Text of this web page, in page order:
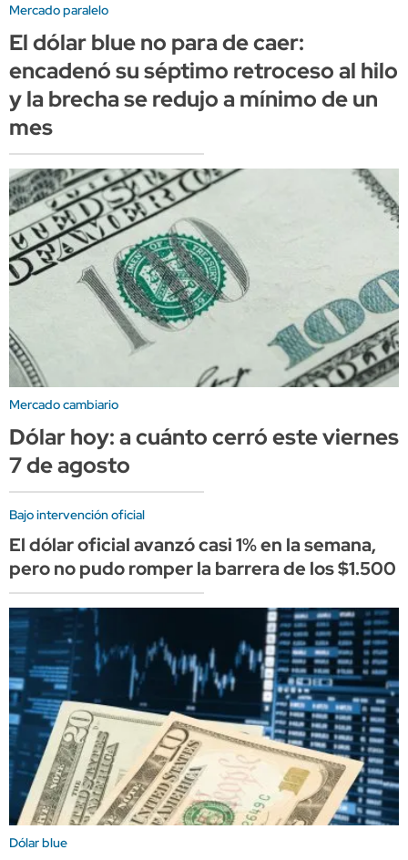
Mercado paralelo
El dólar blue no para de caer:
encadenó su séptimo retroceso al hilo
y la brecha se redujo a mínimo de un
mes
Mercado cambiario
Dólar hoy: a cuánto cerró este viernes
7 de agosto
Bajo intervención oficial
El dólar oficial avanzó casi 1% en la semana,
pero no pudo romper la barrera de los $1.500
Dólar blue